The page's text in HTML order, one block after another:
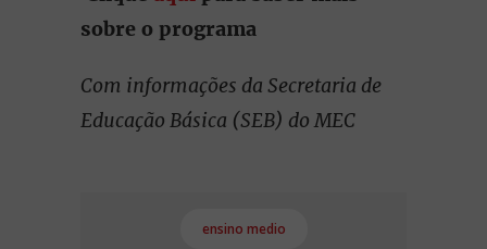
sobre o programa
Com informações da Secretaria de
Educação Básica (SEB) do MEC
ensino medio